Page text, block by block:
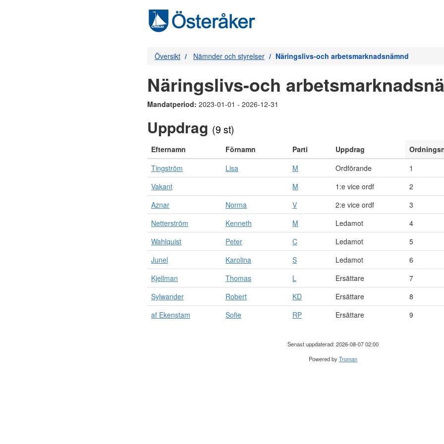
Översikt Nämnder och styrelser Näringslivs-och arbetsmarknadsnämnd
Näringslivs-och
Mandatperiod: 2023-01-01 - 2026-12-31
Uppdrag (9 st)
Efternamn Förnamn Parti Uppdrag
Tingström
Lisa M Ordförande
1
Vakant
M 1:e vice ordf
2
Aznar
Norma V 2:e vice ordf
3
Netterström
Kenneth M Ledamot
4
Wahlquist
Peter C Ledamot
5
Junel
Karolina S Ledamot
6
Kjellman
Thomas L Ersättare
7
Sylwander
Robert KD Ersättare
8
af Ekenstam
Sofie RP Ersättare 9
Senast uppdaterad: 2026-08-07 02:00
Powered byTroman